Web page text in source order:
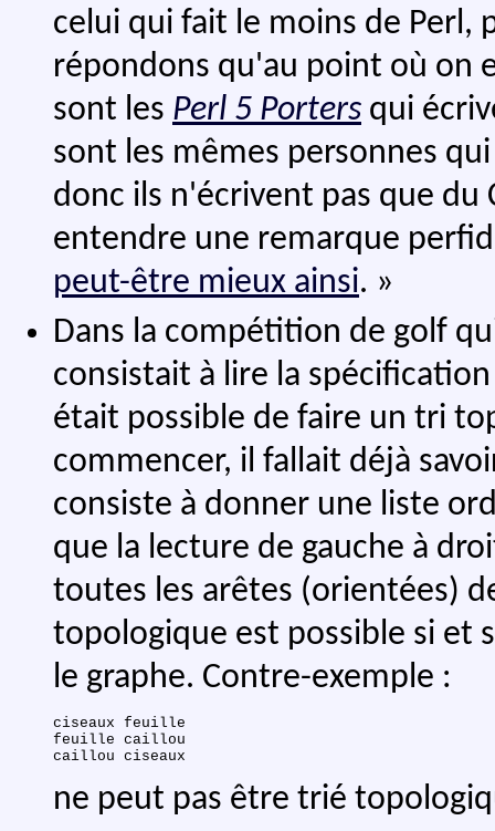
celui qui fait le moins de Perl,
répondons qu'au point où on
sont les Perl 5 Porters qui
sont les mêmes personnes
donc ils n'écrivent pas que du
entendre une remarque
peut-être mieux ainsi. »
Dans la compétition de golf
consistait à lire la
était possible de faire un tri
commencer, il fallait déjà
consiste à donner une liste
que la lecture de gauche à
toutes les arêtes (orientées)
topologique est possible si et
le graphe. Contre-exemple :
ciseaux feuille
feuille caillou
ne peut pas être trié